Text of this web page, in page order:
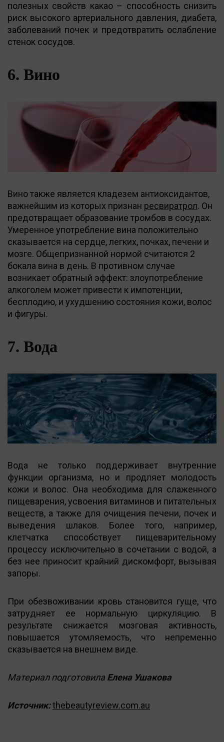
полезных свойств какао – способность снизить
риск высокого артериального давления, диабета,
заболеваний почек и предотвратить ослабление
стенок сосудов.
6. Вино
Вино также является кладезем антиоксидантов,
важнейшим из которых признан ресвиратрол. Он
предотвращает образование тромбов в сосудах.
Умеренное употребление вина положительно
сказывается на сердце, легких, почках, печени и
мозге. Общепризнанной нормой считаются 2
бокала вина в день. В противном случае
возникает обратный эффект: злоупотребление
алкоголем может привести к импотенции,
бесплодию, и ухудшению состояния кожи, волос
и фигуры.
7. Вода
Вода не только поддерживает внутренние
функции организма, но и продляет молодость
кожи и волос. Она необходима для слаженного
пищеварения, усвоения витаминов и питательных
веществ, а также для очищения печени, почек и
выведения шлаков. Более того, например,
клетчатка способствует пищеварительному
процессу исключительно в сочетании с водой, а
без нее приносит крайний дискомфорт, вызывая
запоры.
При обезвоживании кровь становится гуще, что
затрудняет ее нормальную циркуляцию. В
результате снижается мозговая активность,
повышается утомляемость, что непременно
сказывается на внешнем виде.
Материал подготовила Елена Ушакова
Источник:thebeautyreview.com.au